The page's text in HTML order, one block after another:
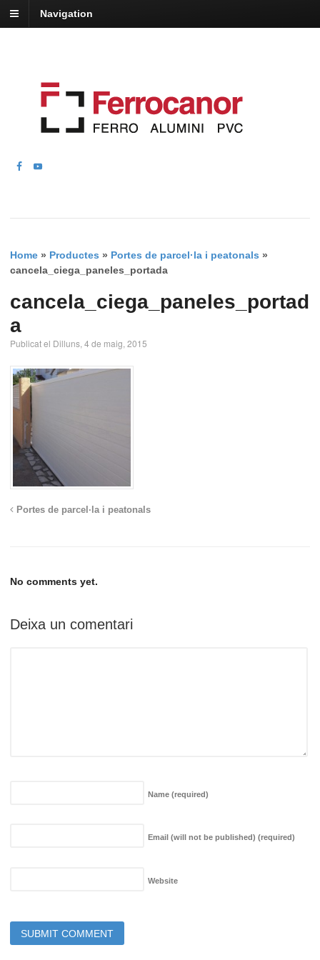
Navigation
Home » Productes » Portes de parcel·la i peatonals »
cancela_ciega_paneles_portada
cancela_ciega_paneles_portad
a
Publicat el Dilluns, 4 de maig, 2015
Portes de parcel·la i peatonals
No comments yet.
Deixa un comentari
Name (required)
Email (will not be published) (required)
Website